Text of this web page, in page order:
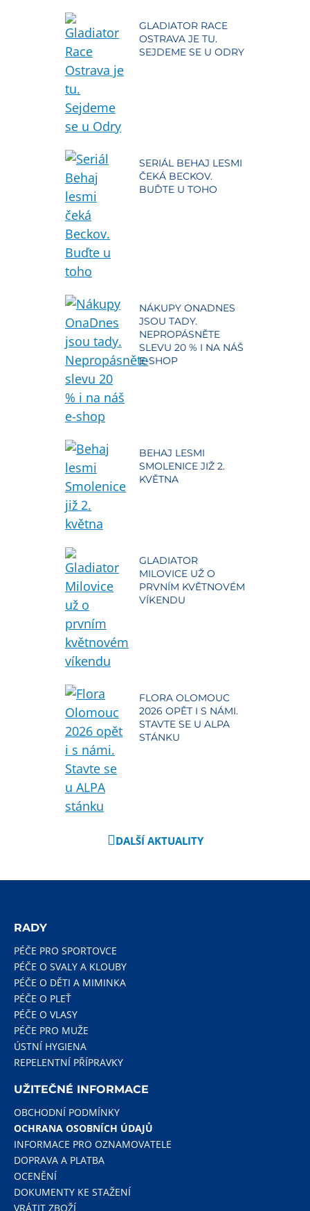
GLADIATOR RACE
OSTRAVA JE TU.
SEJDEME SE U ODRY
SERIÁL BEHAJ LESMI
ČEKÁ BECKOV.
BUĎTE U TOHO
NÁKUPY ONADNES
JSOU TADY.
NEPROPÁSNĚTE
SLEVU 20 % I NA NÁŠ
E-SHOP
BEHAJ LESMI
SMOLENICE JIŽ 2.
KVĚTNA
GLADIATOR
MILOVICE UŽ O
PRVNÍM KVĚTNOVÉM
VÍKENDU
FLORA OLOMOUC
2026 OPĚT I S NÁMI.
STAVTE SE U ALPA
STÁNKU
DALŠÍ AKTUALITY
RADY
PÉČE PRO SPORTOVCE
PÉČE O SVALY A KLOUBY
PÉČE O DĚTI A MIMINKA
PÉČE O PLEŤ
PÉČE O VLASY
PÉČE PRO MUŽE
ÚSTNÍ HYGIENA
REPELENTNÍ PŘÍPRAVKY
UŽITEČNÉ INFORMACE
OBCHODNÍ PODMÍNKY
OCHRANA OSOBNÍCH ÚDAJŮ
INFORMACE PRO OZNAMOVATELE
DOPRAVA A PLATBA
OCENĚNÍ
DOKUMENTY KE STAŽENÍ
VRÁTIT ZBOŽÍ